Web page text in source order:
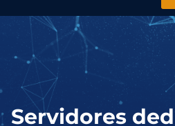
Servidores